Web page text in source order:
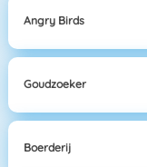
Angry Birds
Goudzoeker
Boerderij